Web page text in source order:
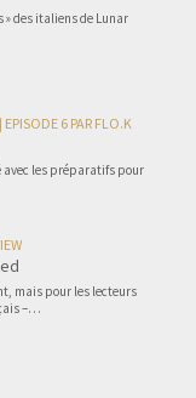
» des italiens de Lunar
6 PAR FLO.K
avec les préparatifs pour
mais pour les lecteurs
–…